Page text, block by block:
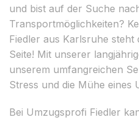
und bist auf der Suche
Transportmöglichkeiten?
Fiedler aus Karlsruhe steht
Seite! Mit unserer
unserem umfangreichen
Stress und die Mühe eines
Bei Umzugsprofi Fiedler